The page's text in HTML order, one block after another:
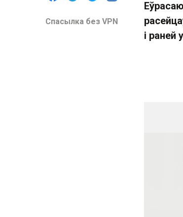
Спасылка без VPN
і раней